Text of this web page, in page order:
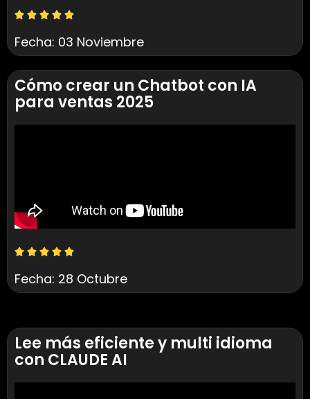
Fecha: 03 Noviembre
Cómo crear un Chatbot con IA
para ventas 2025
Fecha: 28 Octubre
Lee más eficiente y multi idioma
con CLAUDE AI